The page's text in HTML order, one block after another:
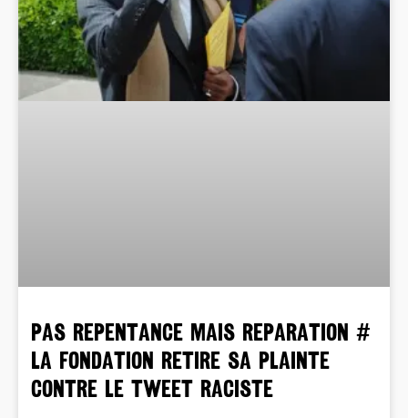
Pas Repentance mais REPARATION #
La Fondation retire sa plainte
contre le Tweet raciste